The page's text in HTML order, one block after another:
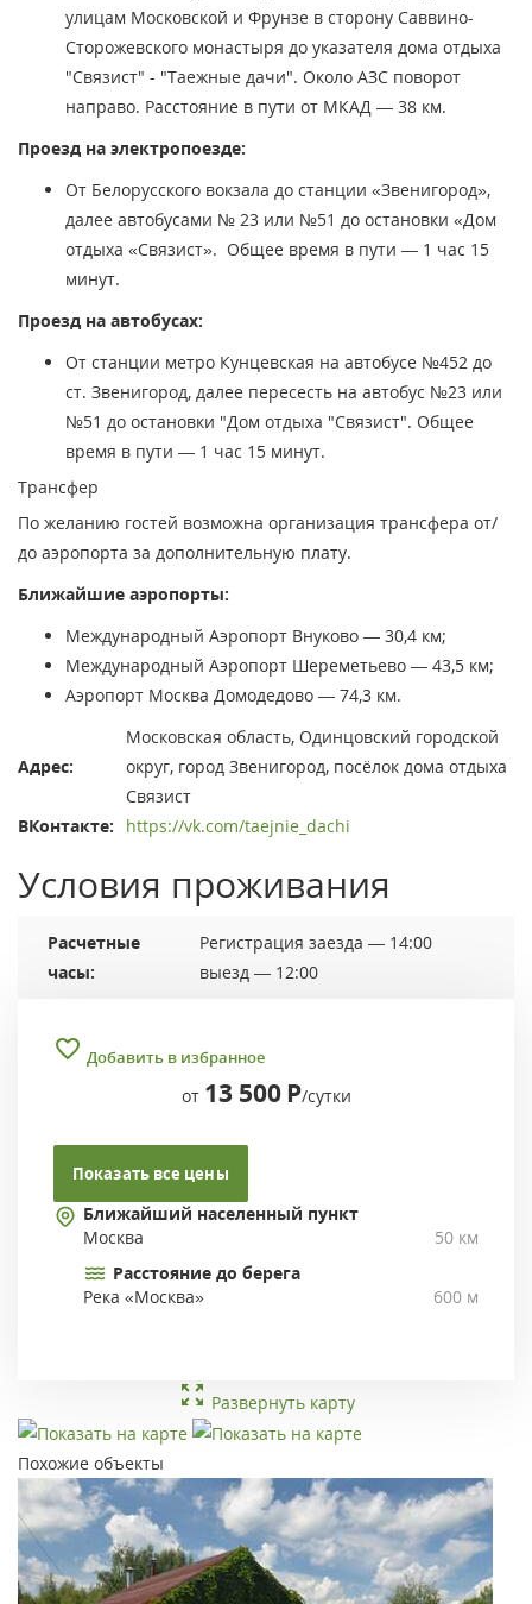
улицам Московской и Фрунзе в сторону Саввино-
Сторожевского монастыря до указателя дома отдыха
"Связист" - "Таежные дачи". Около АЗС поворот
направо. Расстояние в пути от МКАД — 38 км.
Проезд на электропоезде:
От Белорусского вокзала до станции «Звенигород»,
далее автобусами № 23 или №51 до остановки «Дом
отдыха «Связист». Общее время в пути — 1 час 15
минут.
Проезд на автобусах:
От станции метро Кунцевская на автобусе №452 до
ст. Звенигород, далее пересесть на автобус №23 или
№51 до остановки "Дом отдыха "Связист". Общее
время в пути — 1 час 15 минут.
Трансфер
По желанию гостей возможна организация трансфера от/
до аэропорта за дополнительную плату.
Ближайшие аэропорты:
Международный Аэропорт Внуково — 30,4 км;
Международный Аэропорт Шереметьево — 43,5 км;
Аэропорт Москва Домодедово — 74,3 км.
Адрес:
Московская область, Одинцовский городской
округ, город Звенигород, посёлок дома отдыха
Связист
ВКонтакте:
https://vk.com/taejnie_dachi
Условия проживания
Расчетные
часы:
Регистрация заезда — 14:00
выезд — 12:00
Добавить в избранное
от 13 500 Р/сутки
Показать все цены
Ближайший населенный пункт
Москва
50 км
Расстояние до берега
Река «Москва»
600 м
Развернуть карту
Похожие объекты